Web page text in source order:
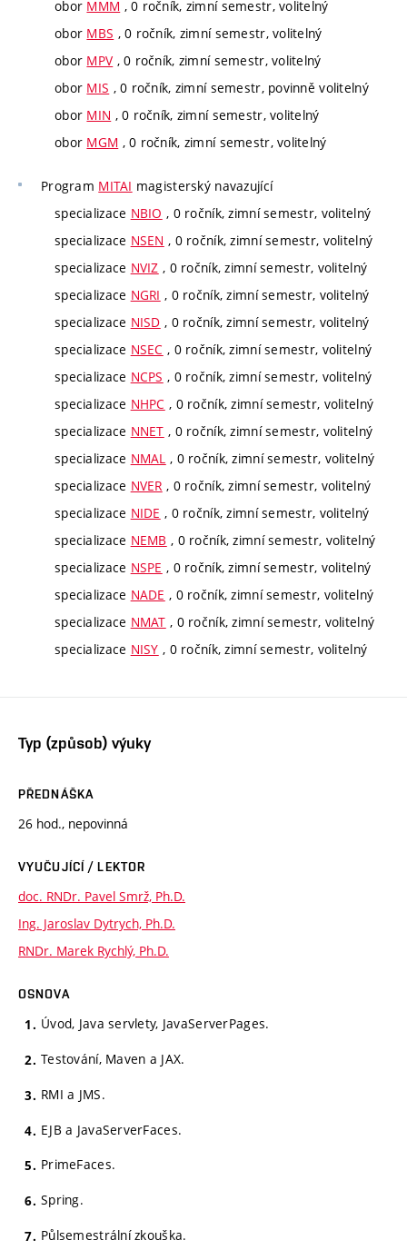
obor MMM , 0 ročník, zimní semestr, volitelný
obor MBS , 0 ročník, zimní semestr, volitelný
obor MPV , 0 ročník, zimní semestr, volitelný
obor MIS , 0 ročník, zimní semestr, povinně volitelný
obor MIN , 0 ročník, zimní semestr, volitelný
obor MGM , 0 ročník, zimní semestr, volitelný
Program MITAI magisterský navazující
specializace NBIO , 0 ročník, zimní semestr, volitelný
specializace NSEN , 0 ročník, zimní semestr, volitelný
specializace NVIZ , 0 ročník, zimní semestr, volitelný
specializace NGRI , 0 ročník, zimní semestr, volitelný
specializace NISD , 0 ročník, zimní semestr, volitelný
specializace NSEC , 0 ročník, zimní semestr, volitelný
specializace NCPS , 0 ročník, zimní semestr, volitelný
specializace NHPC , 0 ročník, zimní semestr, volitelný
specializace NNET , 0 ročník, zimní semestr, volitelný
specializace NMAL , 0 ročník, zimní semestr, volitelný
specializace NVER , 0 ročník, zimní semestr, volitelný
specializace NIDE , 0 ročník, zimní semestr, volitelný
specializace NEMB , 0 ročník, zimní semestr, volitelný
specializace NSPE , 0 ročník, zimní semestr, volitelný
specializace NADE , 0 ročník, zimní semestr, volitelný
specializace NMAT , 0 ročník, zimní semestr, volitelný
specializace NISY , 0 ročník, zimní semestr, volitelný
Typ (způsob) výuky
PŘEDNÁŠKA
26 hod., nepovinná
VYUČUJÍCÍ / LEKTOR
doc. RNDr. Pavel Smrž, Ph.D.
Ing. Jaroslav Dytrych, Ph.D.
RNDr. Marek Rychlý, Ph.D.
OSNOVA
Úvod, Java servlety, JavaServerPages.
Testování, Maven a JAX.
RMI a JMS.
EJB a JavaServerFaces.
PrimeFaces.
Spring.
Půlsemestrální zkouška.